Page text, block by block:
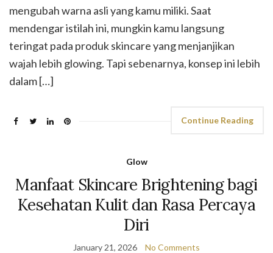
mengubah warna asli yang kamu miliki. Saat
mendengar istilah ini, mungkin kamu langsung
teringat pada produk skincare yang menjanjikan
wajah lebih glowing. Tapi sebenarnya, konsep ini lebih
dalam […]
Continue Reading
Glow
Manfaat Skincare Brightening bagi
Kesehatan Kulit dan Rasa Percaya
Diri
January 21, 2026 No Comments